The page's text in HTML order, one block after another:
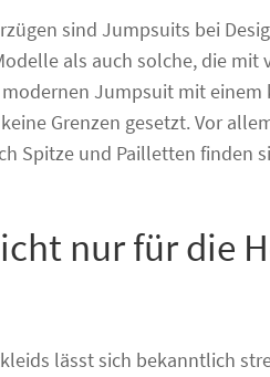
sind Jumpsuits bei
als auch solche, die
Jumpsuit mit einem
Grenzen gesetzt. Vor
Spitze und Pailletten finden
nur für die
lässt sich bekanntlich